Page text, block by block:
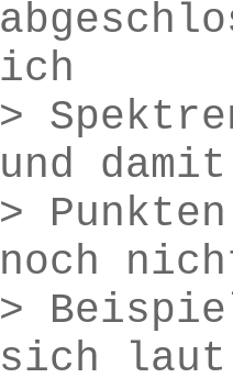
ich
>
und
>
noch
>
sich